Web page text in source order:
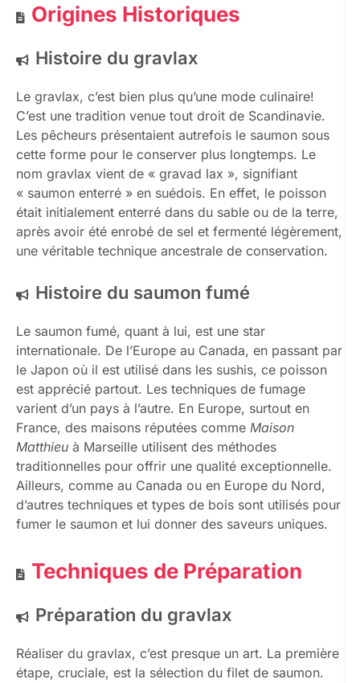
Origines Historiques
Histoire du gravlax
Le gravlax, c’est bien plus qu’une mode culinaire!
C’est une tradition venue tout droit de Scandinavie.
Les pêcheurs présentaient autrefois le saumon sous
cette forme pour le conserver plus longtemps. Le
nom gravlax vient de « gravad lax », signifiant
« saumon enterré » en suédois. En effet, le poisson
était initialement enterré dans du sable ou de la terre,
après avoir été enrobé de sel et fermenté légèrement,
une véritable technique ancestrale de conservation.
Histoire du saumon fumé
Le saumon fumé, quant à lui, est une star
internationale. De l’Europe au Canada, en passant par
le Japon où il est utilisé dans les sushis, ce poisson
est apprécié partout. Les techniques de fumage
varient d’un pays à l’autre. En Europe, surtout en
France, des maisons réputées comme Maison
Matthieu à Marseille utilisent des méthodes
traditionnelles pour offrir une qualité exceptionnelle.
Ailleurs, comme au Canada ou en Europe du Nord,
d’autres techniques et types de bois sont utilisés pour
fumer le saumon et lui donner des saveurs uniques.
Techniques de Préparation
Préparation du gravlax
Réaliser du gravlax, c’est presque un art. La première
étape, cruciale, est la sélection du filet de saumon.